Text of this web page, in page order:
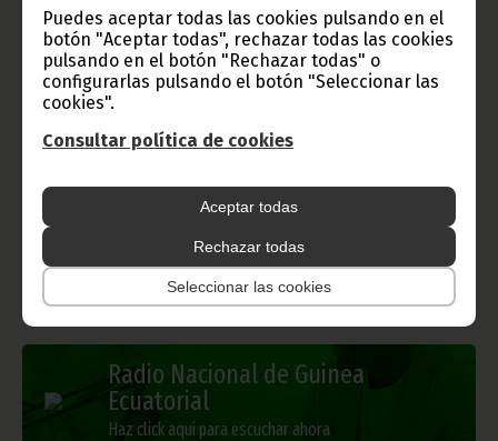
Puedes aceptar todas las cookies pulsando en el
botón "Aceptar todas", rechazar todas las cookies
pulsando en el botón "Rechazar todas" o
configurarlas pulsando el botón "Seleccionar las
cookies".
Consultar política de cookies
Aceptar todas
Rechazar todas
Seleccionar las cookies
Gobierno e Instituciones
Información de Guinea Ecuatorial
Radio Nacional de Guinea
Ecuatorial
Haz click aquí para escuchar ahora